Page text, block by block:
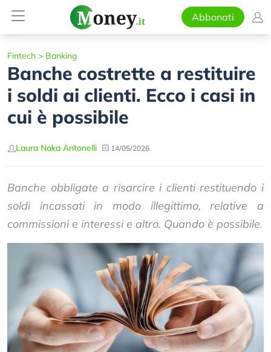
Abbonati
Fintech > Banking
Banche costrette a restituire
i soldi ai clienti. Ecco i casi in
cui è possibile
Laura Naka Antonelli 14/05/2026
Banche obbligate a risarcire i clienti restituendo i
soldi incassati in modo illegittimo, relative a
commissioni e interessi e altro. Quando è possibile.